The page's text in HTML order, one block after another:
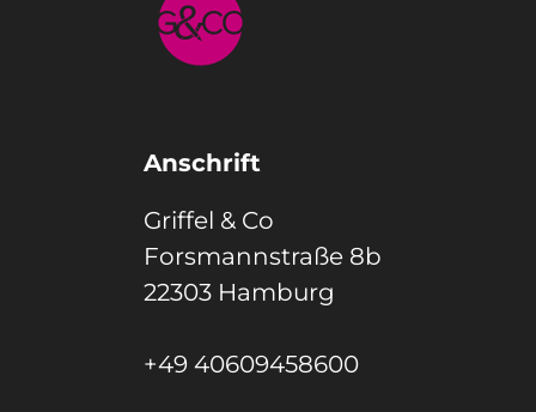
Anschrift
Griffel & Co
Forsmannstraße 8b
22303 Hamburg
+49 40609458600